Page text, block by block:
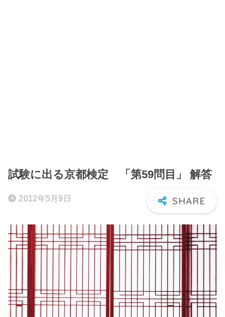
試験に出る京都検定 「第59問目」 解答
2012年5月9日